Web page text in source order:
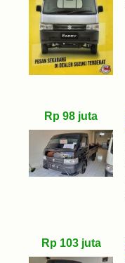
Rp 98 juta
Rp 103 juta